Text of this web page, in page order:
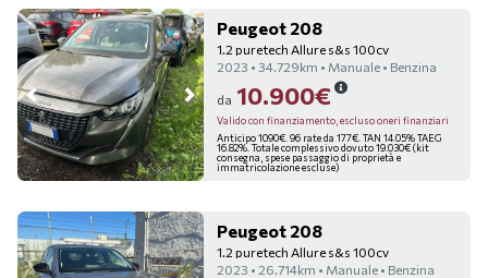
Peugeot 208
1.2 puretech Allure s&s 100cv
2023 • 34.729km • Manuale • Benzina
da 10.900€
Valido con finanziamento, escluso oneri finanziari
Anticipo 1090€. 96 rate da 177€. TAN 14.05% TAEG
16.82%. Totale complessivo dovuto 19.030€ (kit
consegna, spese passaggio di proprietà e
immatricolazione escluse)
Peugeot 208
1.2 puretech Allure s&s 100cv
2023 • 26.714km • Manuale • Benzina